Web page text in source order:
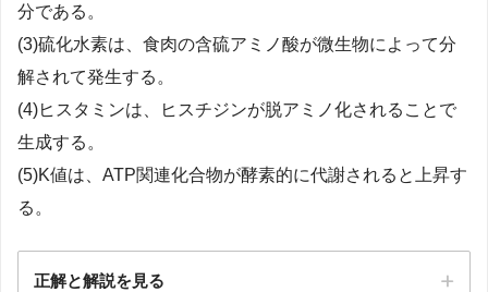
分である。
(3)硫化水素は、食肉の含硫アミノ酸が微生物によって分
解されて発生する。
(4)ヒスタミンは、ヒスチジンが脱アミノ化されることで
生成する。
(5)K値は、ATP関連化合物が酵素的に代謝されると上昇す
る。
正解と解説を見る